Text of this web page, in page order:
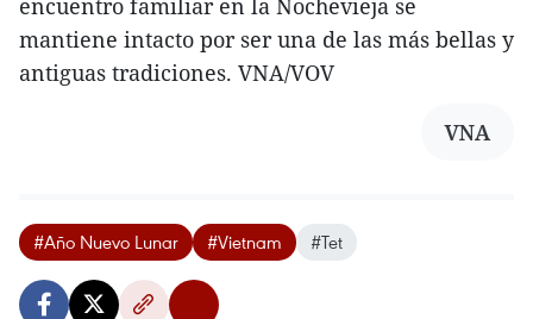
mantiene intacto por ser una de las más bellas y
antiguas tradiciones. VNA/VOV
VNA
#Año Nuevo Lunar #Vietnam #Tet